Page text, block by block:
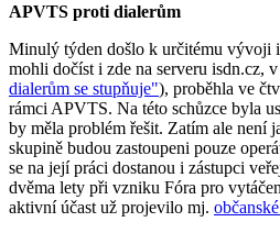
APVTS proti dialerům
Minulý týden došlo k určitému vývoji
mohli dočíst i zde na serveru isdn.cz,
dialerům se stupňuje"), proběhla ve
rámci APVTS. Na této schůzce byla
by měla problém řešit. Zatím ale není
skupině budou zastoupeni pouze
se na její práci dostanou i zástupci
dvěma lety při vzniku Fóra pro
aktivní účast už projevilo mj.